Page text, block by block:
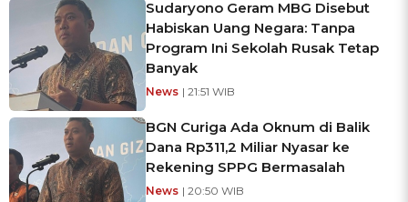
Sudaryono Geram MBG Disebut
Habiskan Uang Negara: Tanpa
Program Ini Sekolah Rusak Tetap
Banyak
News | 21:51 WIB
BGN Curiga Ada Oknum di Balik
Dana Rp311,2 Miliar Nyasar ke
Rekening SPPG Bermasalah
News | 20:50 WIB